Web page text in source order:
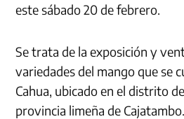
este sábado 20 de febrero.
Se trata de la exposición y
variedades del mango que se
Cahua, ubicado en el distrito
provincia limeña de Cajatambo.